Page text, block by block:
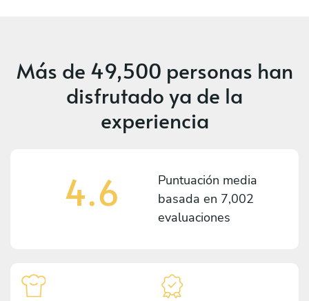
Más de 49,500 personas han
disfrutado ya de la
experiencia
4.6
Puntuación media
basada en 7,002
evaluaciones